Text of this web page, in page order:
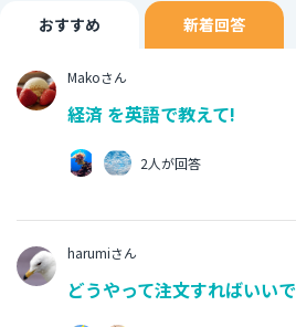
おすすめ 新着回答
Makoさん
経済 を英語で教えて!
2人が回答
harumiさん
どうやって注文すればいい